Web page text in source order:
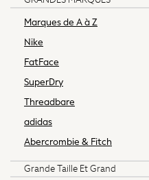
Gilets
Black
Maternity Bras
Nightwear
A-Z Brands
Love & Roses
Marques de A à Z
Nike
FatFace
SuperDry
Threadbare
adidas
Abercrombie & Fitch
Grande Taille Et Grand